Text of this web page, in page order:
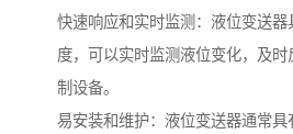
快速响应和实时监测：液位变送器
度，可以实时监测液位变化，及
制设备。
易安装和维护：液位变送器通常